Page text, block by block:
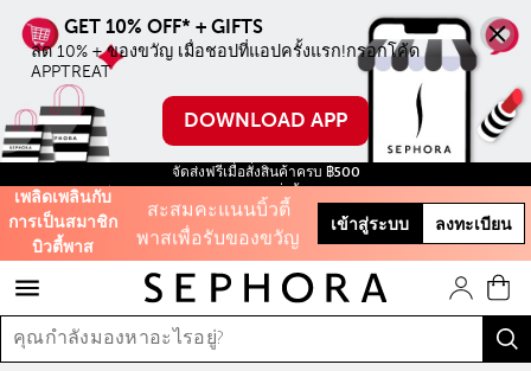
ลด 10% + ของขวัญ เมื่อชอปที่แอปครั้งแรก!กรอกโค้ด
APPTREAT
DOWNLOAD APP
จัดส่งฟรีเมื่อสั่งสินค้าครบ ฿500
ฟรี สินค้าขนาดทดลอง ทุกการสั่งซื้อ จนกว่าสินค้าจะหมด!
เพลิดเพลินกับ
การเป็นสมาชิก
บิวตี้พาส
ลด 10% ทุกชิ้น ไม่มี
ขั้นตำ่ เมื่อชอปบน
ใช้โค้ด WELCOME
สะสมคะแนนบิ้วตี้
พาสเพื่อรับของขวัญ
รับฟรี 50 คะแนน เมื่อ
สมัครสมาชิก
เข้าสู่ระบบ ลงทะเบียน